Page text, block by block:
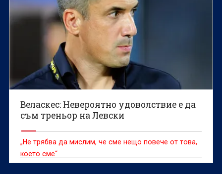
Веласкес: Невероятно удоволствие е да
съм треньор на Левски
„Не трябва да мислим, че сме нещо повече от това,
което сме“